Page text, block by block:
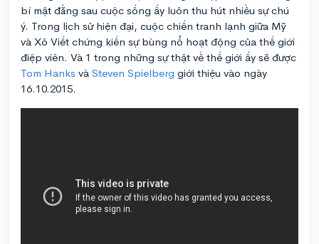
bí mật đằng sau cuộc sống ấy luôn thu hút nhiều sự chú
ý. Trong lịch sử hiện đại, cuộc chiến tranh lạnh giữa Mỹ
và Xô Viết chứng kiến sự bùng nổ hoạt động của thế giới
điệp viên. Và 1 trong những sự thật về thế giới ấy sẽ được
Tom Hanks và Steven Spielberg giới thiệu vào ngày
16.10.2015.